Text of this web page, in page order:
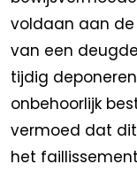
voldaan aan
van een
tijdig
onbehoorlijk
vermoed dat
het